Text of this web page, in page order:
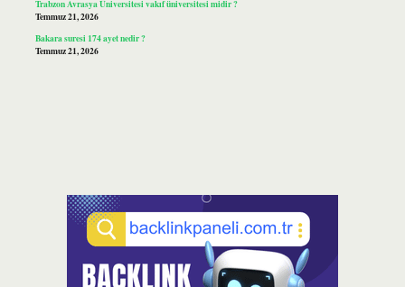
Trabzon Avrasya Üniversitesi vakıf üniversitesi midir ?
Temmuz 21, 2026
Bakara suresi 174 ayet nedir ?
Temmuz 21, 2026